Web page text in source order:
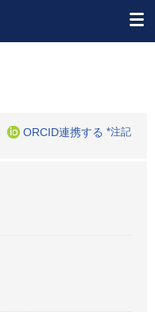
ORCID連携する *注記